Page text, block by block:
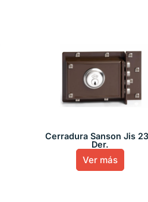
Cerradura Sanson Jis
Der.
Ver más